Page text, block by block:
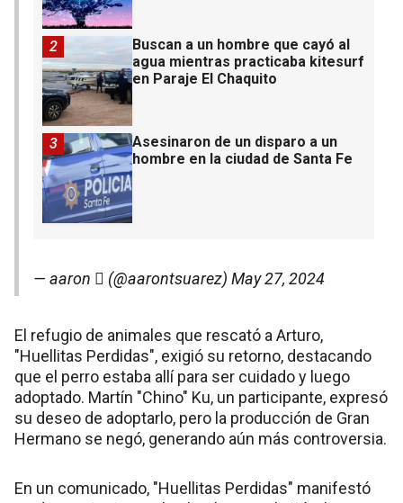
Buscan a un hombre que cayó al
agua mientras practicaba kitesurf
en Paraje El Chaquito
2
Asesinaron de un disparo a un
hombre en la ciudad de Santa Fe
3
— aaron  (@aarontsuarez) May 27, 2024
El refugio de animales que rescató a Arturo,
"Huellitas Perdidas", exigió su retorno, destacando
que el perro estaba allí para ser cuidado y luego
adoptado. Martín "Chino" Ku, un participante, expresó
su deseo de adoptarlo, pero la producción de Gran
Hermano se negó, generando aún más controversia.
En un comunicado, "Huellitas Perdidas" manifestó